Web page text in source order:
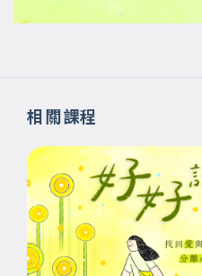
相關課程